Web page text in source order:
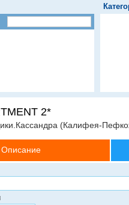
2*
(Калифея-
Описание